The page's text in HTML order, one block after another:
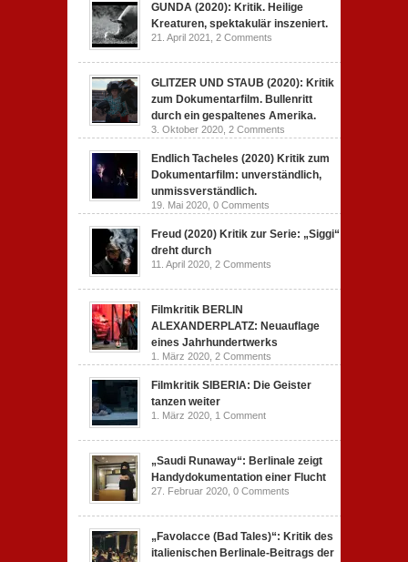
GUNDA (2020): Kritik. Heilige
Kreaturen, spektakulär inszeniert.
21. April 2021, 2 Comments
GLITZER UND STAUB (2020): Kritik
zum Dokumentarfilm. Bullenritt
durch ein gespaltenes Amerika.
3. Oktober 2020, 2 Comments
Endlich Tacheles (2020) Kritik zum
Dokumentarfilm: unverständlich,
unmissverständlich.
19. Mai 2020, 0 Comments
Freud (2020) Kritik zur Serie: „Siggi“
dreht durch
11. April 2020, 2 Comments
Filmkritik BERLIN
ALEXANDERPLATZ: Neuauflage
eines Jahrhundertwerks
1. März 2020, 2 Comments
Filmkritik SIBERIA: Die Geister
tanzen weiter
1. März 2020, 1 Comment
„Saudi Runaway“: Berlinale zeigt
Handydokumentation einer Flucht
27. Februar 2020, 0 Comments
„Favolacce (Bad Tales)“: Kritik des
italienischen Berlinale-Beitrags der